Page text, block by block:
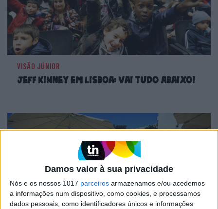
Damos valor à sua privacidade
Nós e os nossos 1017 parceiros armazenamos e/ou acedemos
a informações num dispositivo, como cookies, e processamos
dados pessoais, como identificadores únicos e informações
VISÃO JÚNIOR
Jeff Kinney em Lisboa: Vai tudo abaixo!